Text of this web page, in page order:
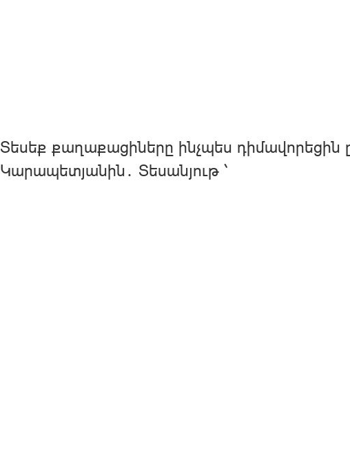
Տեսեք քաղաքացիները ինչպես դիմավորեցին
Կարապետյանին․ Տեսանյութ ՝